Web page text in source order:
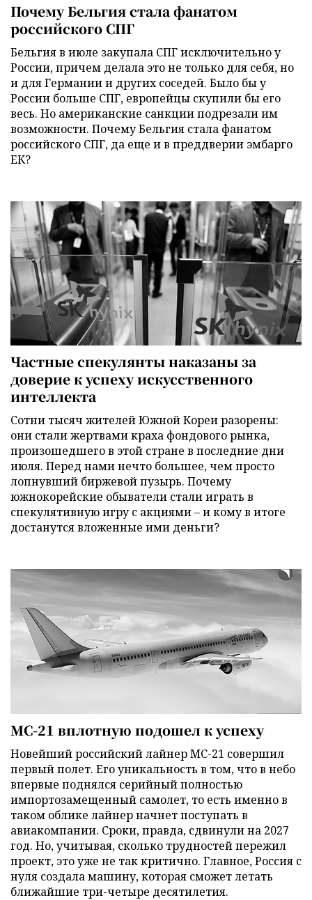
Почему Бельгия стала фанатом
российского СПГ
Бельгия в июле закупала СПГ исключительно у
России, причем делала это не только для себя, но
и для Германии и других соседей. Было бы у
России больше СПГ, европейцы скупили бы его
весь. Но американские санкции подрезали им
возможности. Почему Бельгия стала фанатом
российского СПГ, да еще и в преддверии эмбарго
ЕК?
Частные спекулянты наказаны за
доверие к успеху искусственного
интеллекта
Сотни тысяч жителей Южной Кореи разорены:
они стали жертвами краха фондового рынка,
произошедшего в этой стране в последние дни
июля. Перед нами нечто большее, чем просто
лопнувший биржевой пузырь. Почему
южнокорейские обыватели стали играть в
спекулятивную игру с акциями – и кому в итоге
достанутся вложенные ими деньги?
МС-21 вплотную подошел к успеху
Новейший российский лайнер МС-21 совершил
первый полет. Его уникальность в том, что в небо
впервые поднялся серийный полностью
импортозамещенный самолет, то есть именно в
таком облике лайнер начнет поступать в
авиакомпании. Сроки, правда, сдвинули на 2027
год. Но, учитывая, сколько трудностей пережил
проект, это уже не так критично. Главное, Россия с
нуля создала машину, которая сможет летать
ближайшие три-четыре десятилетия.